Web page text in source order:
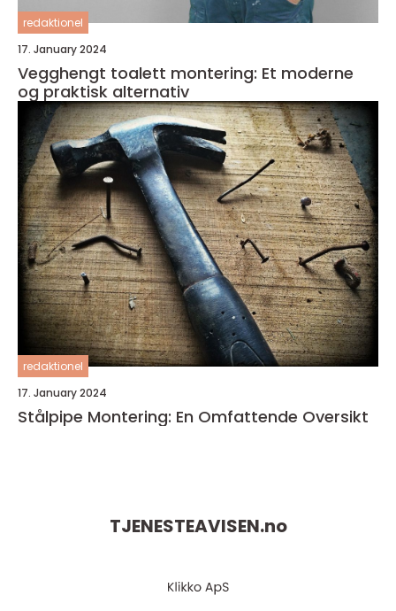
redaktionel
17. January 2024
Vegghengt toalett montering: Et moderne
og praktisk alternativ
redaktionel
17. January 2024
Stålpipe Montering: En Omfattende Oversikt
TJENESTEAVISEN.no